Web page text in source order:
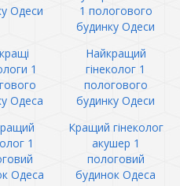
Одеси
1 пологового
будинку Одеси
1
Одеса
Найкращий
гінеколог 1
пологового
будинку Одеси
1
Одеса
Кращий гінеколог
акушер 1
пологовий
будинок Одеса